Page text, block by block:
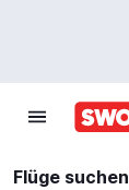
Flüge suchen